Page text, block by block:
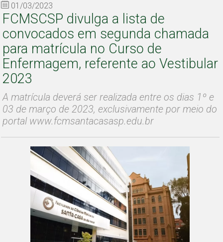
01/03/2023
FCMSCSP divulga a lista de
convocados em segunda chamada
para matrícula no Curso de
Enfermagem, referente ao Vestibular
2023
A matrícula deverá ser realizada entre os dias 1º e
03 de março de 2023, exclusivamente por meio do
portal www.fcmsantacasasp.edu.br